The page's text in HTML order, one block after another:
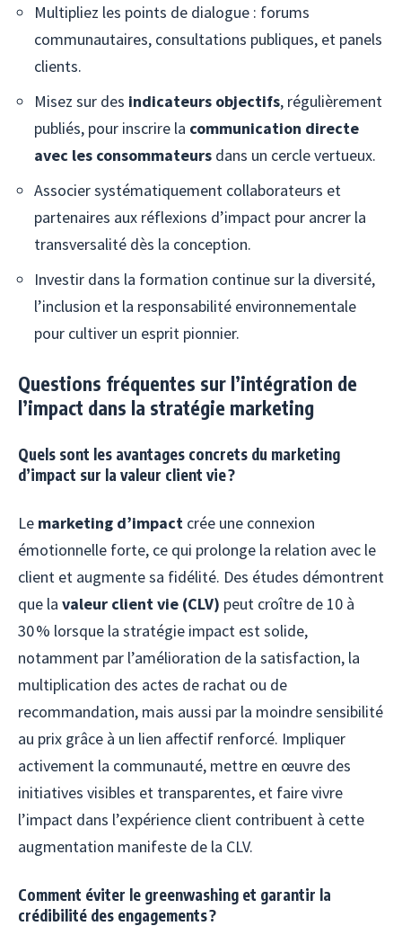
Multipliez les points de dialogue : forums
communautaires, consultations publiques, et panels
clients.
Misez sur des indicateurs objectifs, régulièrement
publiés, pour inscrire la communication directe
avec les consommateurs dans un cercle vertueux.
Associer systématiquement collaborateurs et
partenaires aux réflexions d’impact pour ancrer la
transversalité dès la conception.
Investir dans la formation continue sur la diversité,
l’inclusion et la responsabilité environnementale
pour cultiver un esprit pionnier.
Questions fréquentes sur l’intégration de
l’impact dans la stratégie marketing
Quels sont les avantages concrets du marketing
d’impact sur la valeur client vie ?
Le marketing d’impact crée une connexion
émotionnelle forte, ce qui prolonge la relation avec le
client et augmente sa fidélité. Des études démontrent
que la valeur client vie (CLV) peut croître de 10 à
30 % lorsque la stratégie impact est solide,
notamment par l’amélioration de la satisfaction, la
multiplication des actes de rachat ou de
recommandation, mais aussi par la moindre sensibilité
au prix grâce à un lien affectif renforcé. Impliquer
activement la communauté, mettre en œuvre des
initiatives visibles et transparentes, et faire vivre
l’impact dans l’expérience client contribuent à cette
augmentation manifeste de la CLV.
Comment éviter le greenwashing et garantir la
crédibilité des engagements ?